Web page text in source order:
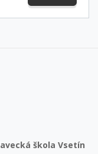
škola Vsetín